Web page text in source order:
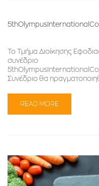
Το Τμήμα Διοίκησης
συνέδριο
Συνέδριο θα
READ MORE